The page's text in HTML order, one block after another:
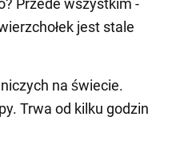
Przede wszystkim -
jest stale
na świecie.
Trwa od kilku godzin